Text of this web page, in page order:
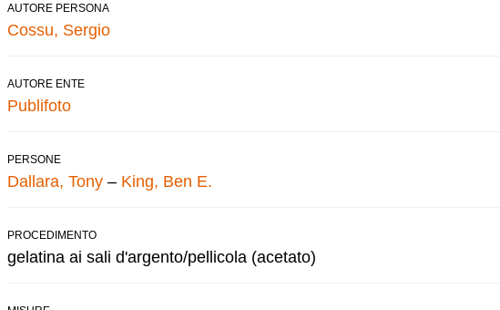
AUTORE PERSONA
Cossu, Sergio
AUTORE ENTE
Publifoto
PERSONE
Dallara, Tony – King, Ben E.
PROCEDIMENTO
gelatina ai sali d'argento/pellicola (acetato)